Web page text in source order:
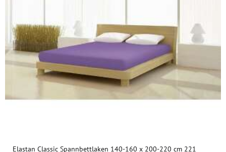
Elastan Classic Spannbettlaken 140-160 x 200-220 cm 221